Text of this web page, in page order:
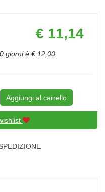
Prezzo
scontato
€ 11,14
giorni è € 12,00
Aggiungi al carrello